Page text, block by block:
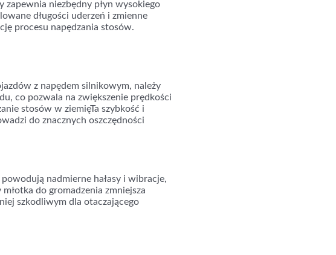
niezbędny płyn wysokiego
długości uderzeń i zmienne
procesu napędzania stosów.
z napędem silnikowym, należy
co pozwala na zwiększenie prędkości
stosów w ziemięTa szybkość i
do znacznych oszczędności
nadmierne hałasy i wibracje,
do gromadzenia zmniejsza
szkodliwym dla otaczającego